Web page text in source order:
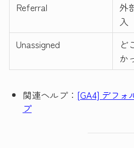
Referral
外
入
Unassigned
ど
か
関連ヘルプ： [GA4] デフォ
プ